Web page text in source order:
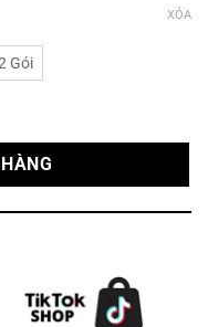
Gói
XÓA
gói x 8 tờ x 4 lớp) số lượng